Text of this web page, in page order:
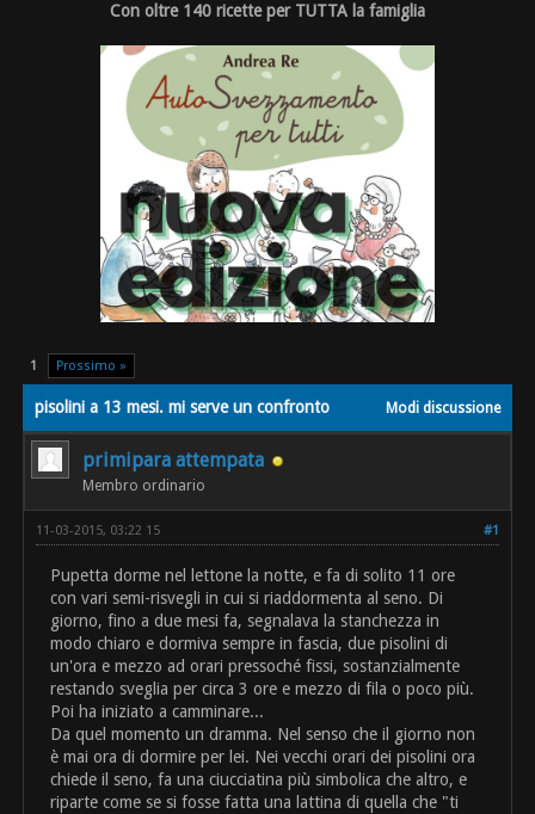
Con oltre 140 ricette per TUTTA la famiglia
1 Prossimo »
Modi discussione
pisolini a 13 mesi. mi serve un confronto
primipara attempata
Membro ordinario
#1
11-03-2015, 03:22 15
Pupetta dorme nel lettone la notte, e fa di solito 11 ore
con vari semi-risvegli in cui si riaddormenta al seno. Di
giorno, fino a due mesi fa, segnalava la stanchezza in
modo chiaro e dormiva sempre in fascia, due pisolini di
un'ora e mezzo ad orari pressoché fissi, sostanzialmente
restando sveglia per circa 3 ore e mezzo di fila o poco più.
Poi ha iniziato a camminare...
Da quel momento un dramma. Nel senso che il giorno non
è mai ora di dormire per lei. Nei vecchi orari dei pisolini ora
chiede il seno, fa una ciucciatina più simbolica che altro, e
riparte come se si fosse fatta una lattina di quella che "ti